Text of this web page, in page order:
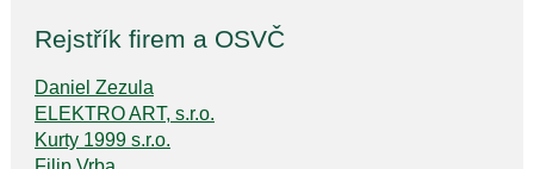
Rejstřík firem a OSVČ
Daniel Zezula
ELEKTRO ART, s.r.o.
Kurty 1999 s.r.o.